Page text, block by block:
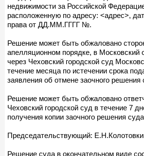
недвижимости за Российской
расположенную по адресу: <адрес>,
права от ДД.ММ.ГГГГ №.
Решение может быть обжаловано
апелляционном порядке, в Московский
через Чеховский городской суд
течение месяца по истечении срока
заявления об отмене заочного решения
Решение может быть обжаловано
Чеховский городской суд в течение 7
получения копии заочного решения
Председательствующий:
Решение суда в окончательном виде